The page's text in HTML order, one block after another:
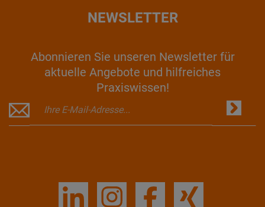
NEWSLETTER
Abonnieren Sie unseren Newsletter für
aktuelle Angebote und hilfreiches
Praxiswissen!